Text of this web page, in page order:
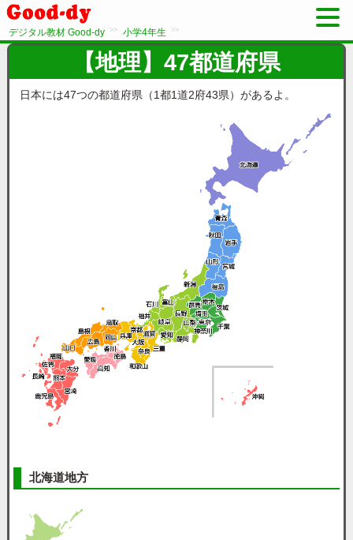
デジタル教材 Good-dy >> 小学4年生 >>
【地理】47都道府県
日本には47つの都道府県（1都1道2府43県）があるよ。
北海道地方